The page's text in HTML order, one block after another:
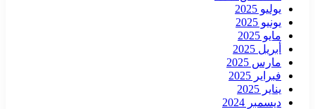
يوليو 2025
يونيو 2025
مايو 2025
أبريل 2025
مارس 2025
فبراير 2025
يناير 2025
ديسمبر 2024